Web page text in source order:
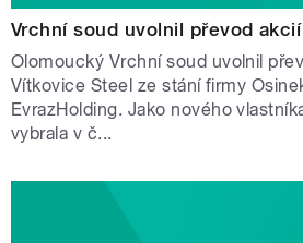
Vrchní soud uvolnil převod
Olomoucký Vrchní soud uvolnil
Vítkovice Steel ze stání firmy
EvrazHolding. Jako nového
vybrala v č...